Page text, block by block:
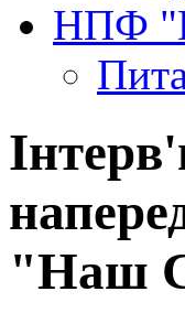
НПФ
"Наш